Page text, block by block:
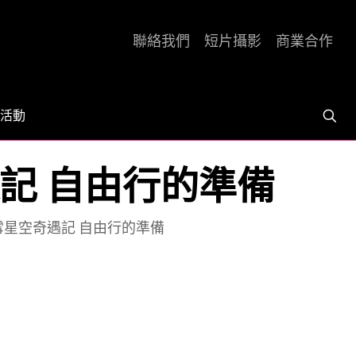
活動
聯絡我們 短片攝影 商業合作
自由行的準備
空奇遇記 自由行的準備